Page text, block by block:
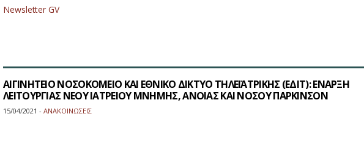
Newsletter GV
ΑΙΓΙΝΗΤΕΙΟ ΝΟΣΟΚΟΜΕΙΟ ΚΑΙ ΕΘΝΙΚΟ ΔΙΚΤΥΟ ΤΗΛΕΪΑΤΡΙΚΗΣ (ΕΔΙΤ): ΕΝΑΡΞΗ
ΛΕΙΤΟΥΡΓΙΑΣ ΝΕΟΥ ΙΑΤΡΕΙΟΥ ΜΝΗΜΗΣ, ΑΝΟΙΑΣ ΚΑΙ ΝΟΣΟΥ ΠΑΡΚΙΝΣΟΝ
15/04/2021 - ΑΝΑΚΟΙΝΩΣΕΙΣ